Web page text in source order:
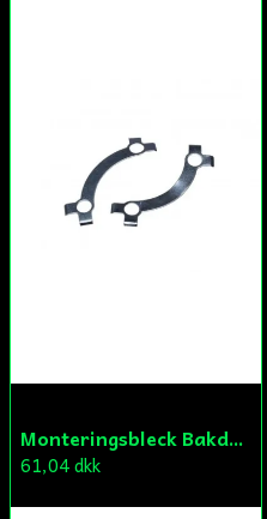
Monteringsbleck Bakdrev Fiddy/Cross
61,04 dkk